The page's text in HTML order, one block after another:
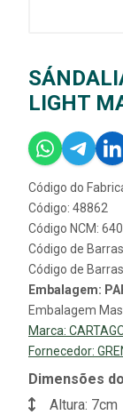
LIGHT
Código do
Código: 48862
Código NCM:
Código de
Código de
Embalagem:
Embalagem
Marca:
Fornecedor:
Dimensões
Altura: 7cm